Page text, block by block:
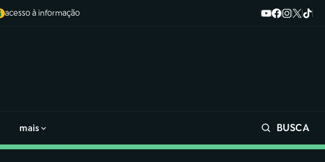
acesso à informação
mais BUSCA